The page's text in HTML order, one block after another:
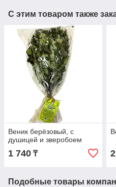
С этим товаром также
Веник берёзовый, с
душицей и зверобоем
1 740 ₸
Подобные товары